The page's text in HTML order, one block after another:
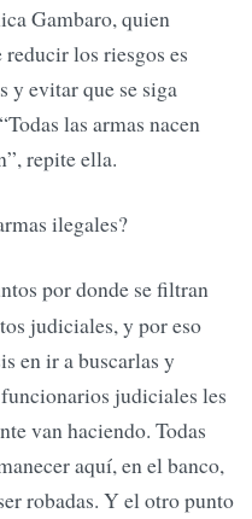
Gambaro, quien
los riesgos es
y evitar que se siga
las armas nacen
repite ella.
ilegales?
por donde se filtran
judiciales, y por eso
en ir a buscarlas y
judiciales les
van haciendo. Todas
aquí, en el banco,
robadas. Y el otro punto